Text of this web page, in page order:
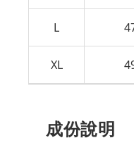
L
XL
成份說明